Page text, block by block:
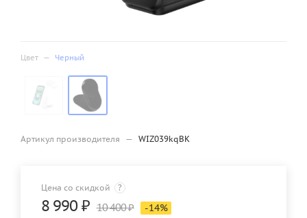
Цвет — Черный
Артикул производителя — WIZ039kqBK
Цена со скидкой ?
8 990 ₽ 10 400₽ -14%